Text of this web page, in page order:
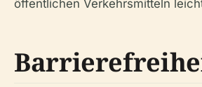
öffentlichen Verkehrsmitteln